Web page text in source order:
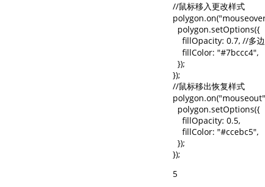
//鼠标移入更改样式
  polygon.setOptions({
fillOpacity: 0.7, //
    fillColor: "#7bccc4",
  });
});
//鼠标移出恢复样式
  polygon.setOptions({
    fillOpacity: 0.5,
    fillColor: "#ccebc5",
  });
});
5